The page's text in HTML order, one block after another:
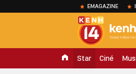
EMAGAZINE
Star Ciné